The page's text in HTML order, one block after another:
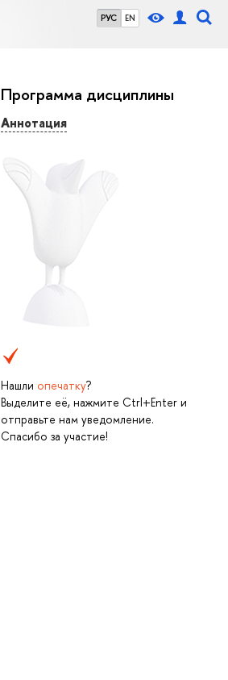
РУС EN
Программа дисциплины
Аннотация
Нашли опечатку?
Выделите её, нажмите Ctrl+Enter и
отправьте нам уведомление.
Спасибо за участие!